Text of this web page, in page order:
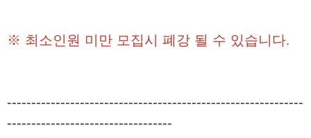
※ 최소인원 미만 모집시 폐강 될 수 있습니다.
-------------------------------------------------------------
----------------------------------